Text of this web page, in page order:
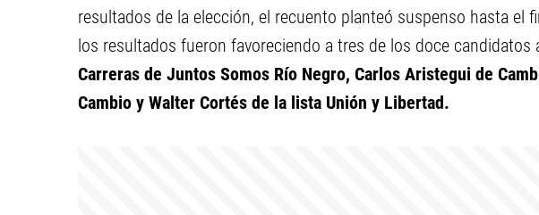
resultados de la elección, el recuento planteó suspenso hasta el
los resultados fueron favoreciendo a tres de los doce candidatos
Carreras de Juntos Somos Río Negro, Carlos Aristegui de
Cambio y Walter Cortés de la lista Unión y Libertad.